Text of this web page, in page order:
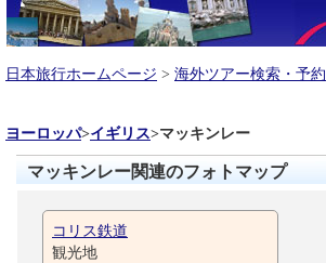
日本旅行ホームページ > 海外ツアー検索・予約
ヨーロッパ>イギリス>マッキンレー
マッキンレー関連のフォトマップ
コリス鉄道
観光地